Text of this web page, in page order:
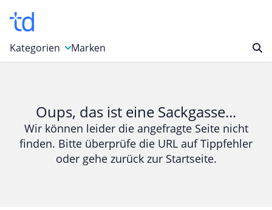
Kategorien
Bücher & Magazine
Computer & Elektronik
Entertainment & Media
Marken
Oups, das ist eine Sackgasse...
Wir können leider die angefragte Seite nicht
finden. Bitte überprüfe die URL auf Tippfehler
oder gehe zurück zur Startseite.